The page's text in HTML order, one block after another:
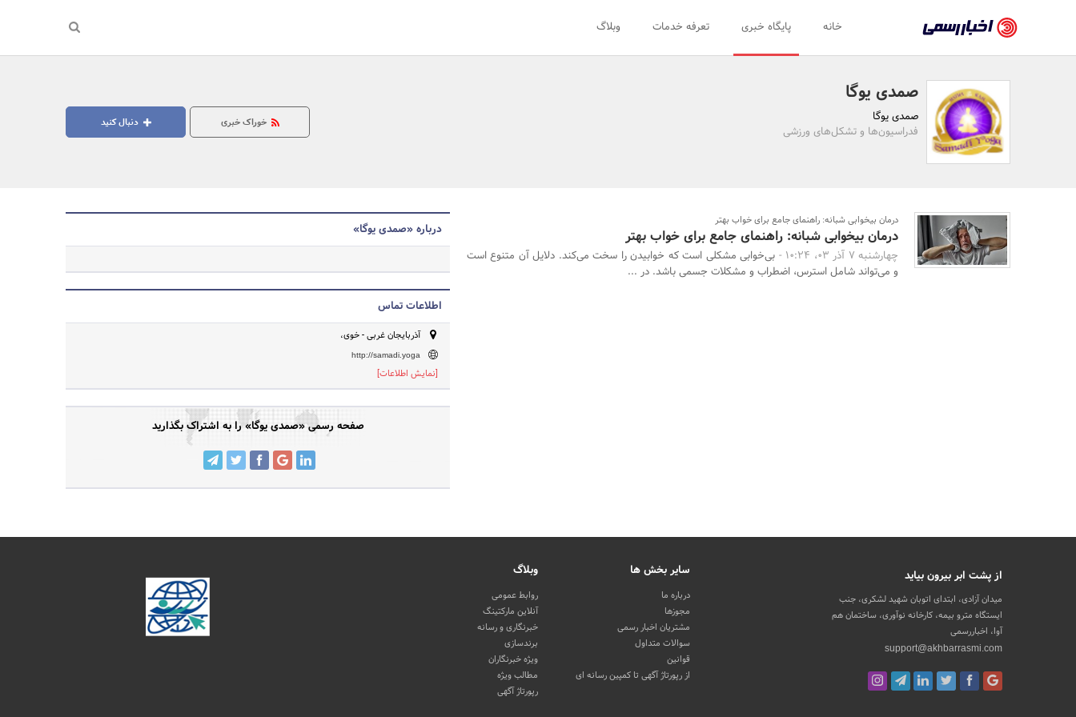
رسمی
-
اخبار
تایید
سازمان‌ها
و
روابط
خانه پایگاه خبری تعرفه خدمات وبلاگ
جستجو
صمدی یوگا
صمدی یوگا
فدراسیون‌ها و تشکل‌های ورزشی
دنبال کنید خوراک خبری
درمان بیخوابی شبانه: راهنمای جامع برای خواب بهتر
درمان بیخوابی شبانه: راهنمای جامع برای خواب بهتر
چهارشنبه 7 آذر 03، 10:24 -
بی‌خوابی مشکلی است که خوابیدن را سخت می‌کند. دلایل آن متنوع است
و می‌تواند شامل استرس، اضطراب و مشکلات جسمی باشد. در ...
درباره «صمدی یوگا»
اطلاعات تماس
آذربایجان غربی - خوی،
http://samadi.yoga
[نمایش اطلاعات]
صفحه رسمی «صمدی یوگا» را به اشتراک بگذارید
از پشت ابر بیرون بیاید
میدان آزادی، ابتدای اتوبان شهید لشکری، جنب
ایستگاه مترو بیمه، کارخانه نوآوری، ساختمان هم
آوا، اخباررسمی
support@akhbarrasmi.com
سایر بخش ها
درباره ما
مجوزها
مشتریان اخبار رسمی
سوالات متداول
قوانین
از رپورتاژ آگهی تا کمپین رسانه ای
وبلاگ
روابط عمومی
آنلاین مارکتینگ
خبرنگاری و رسانه
برندسازی
ویژه خبرنگاران
مطالب ویژه
رپورتاژ آگهی